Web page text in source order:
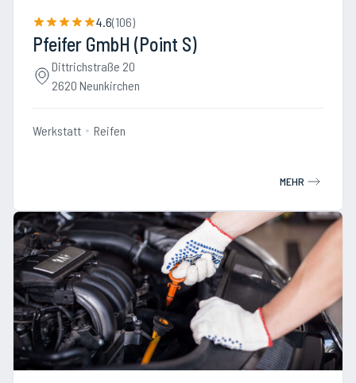
4.6(106)
Pfeifer GmbH (Point S)
Dittrichstraße 20
2620 Neunkirchen
Werkstatt Reifen
MEHR